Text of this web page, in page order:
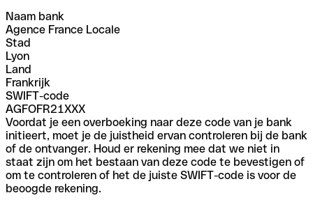
Naam bank
Agence France Locale
Stad
Lyon
Land
Frankrijk
SWIFT-code
AGFOFR21XXX
Voordat je een overboeking naar deze code van je bank
initieert, moet je de juistheid ervan controleren bij de bank
of de ontvanger. Houd er rekening mee dat we niet in
staat zijn om het bestaan van deze code te bevestigen of
om te controleren of het de juiste SWIFT-code is voor de
beoogde rekening.